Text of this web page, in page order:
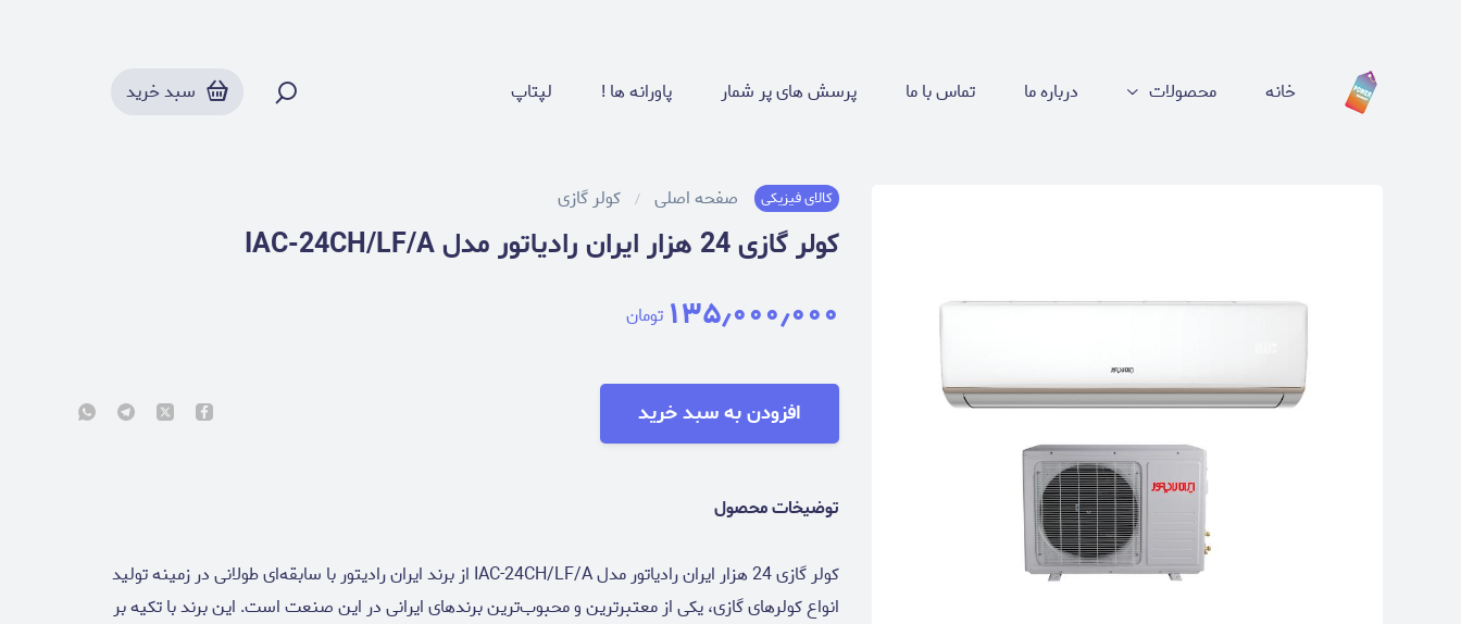
خانه محصولات درباره ما تماس با ما پرسش های پر شمار پاورانه ها ! لپتاپ سبد خرید
کالای فیزیکی صفحه اصلی کولر گازی
کولر گازی 24 هزار ایران رادیاتور مدل IAC-24CH/LF/A
۱۳۵٫۰۰۰٫۰۰۰ تومان
افزودن به سبد خرید
توضیخات محصول
کولر گازی 24 هزار ایران رادیاتور مدل IAC-24CH/LF/A از برند ایران رادیتور با سابقه‌ای طولانی در زمینه تولید
انواع کولرهای گازی، یکی از معتبرترین و محبوب‌ترین برندهای ایرانی در این صنعت است. این برند با تکیه بر